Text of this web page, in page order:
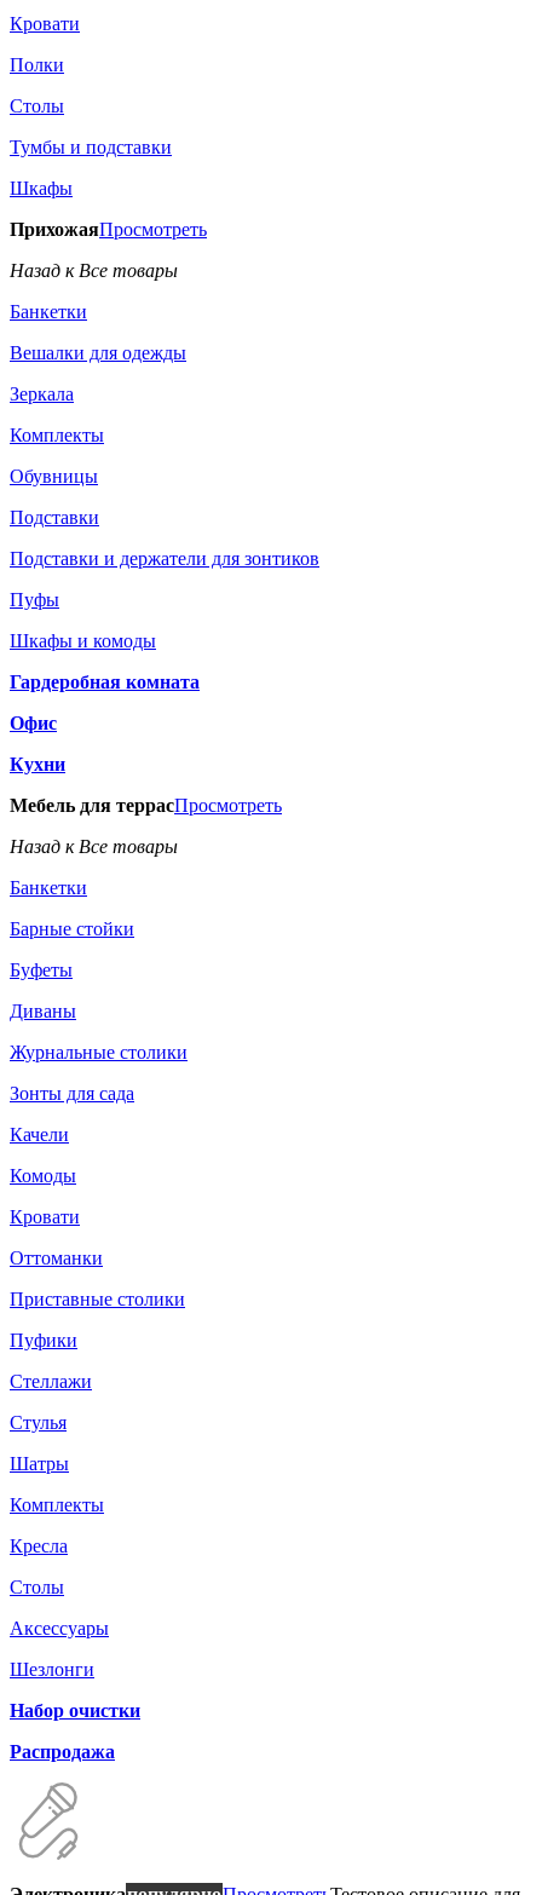
Кровати
Полки
Столы
Тумбы и подставки
Шкафы
ПрихожаяПросмотреть
Назад к Все товары
Банкетки
Вешалки для одежды
Зеркала
Комплекты
Обувницы
Подставки
Подставки и держатели для зонтиков
Пуфы
Шкафы и комоды
Гардеробная комната
Офис
Кухни
Мебель для террасПросмотреть
Назад к Все товары
Банкетки
Барные стойки
Буфеты
Диваны
Журнальные столики
Зонты для сада
Качели
Комоды
Кровати
Оттоманки
Приставные столики
Пуфики
Стеллажи
Стулья
Шатры
Комплекты
Кресла
Столы
Аксессуары
Шезлонги
Набор очистки
Распродажа